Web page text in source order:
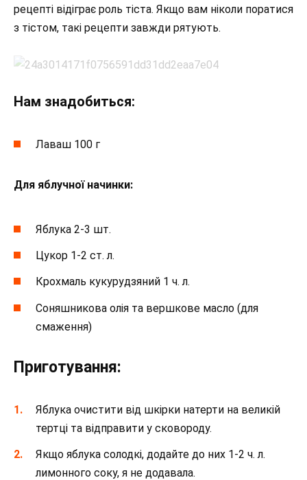
рецепті відіграє роль тіста. Якщо вам ніколи поратися
з тістом, такі рецепти завжди рятують.
Нам знадобиться:
Лаваш 100 г
Для яблучної начинки:
Яблука 2-3 шт.
Цукор 1-2 ст. л.
Крохмаль кукурудзяний 1 ч. л.
Соняшникова олія та вершкове масло (для
смаження)
Приготування:
Яблука очистити від шкірки натерти на великій
тертці та відправити у сковороду.
Якщо яблука солодкі, додайте до них 1-2 ч. л.
лимонного соку, я не додавала.